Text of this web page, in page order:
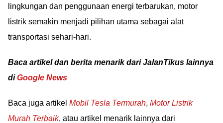
lingkungan dan penggunaan energi terbarukan, motor
listrik semakin menjadi pilihan utama sebagai alat
transportasi sehari-hari.
Baca artikel dan berita menarik dari JalanTikus lainnya
diGoogle News
Baca juga artikel Mobil Tesla Termurah, Motor Listrik
Murah Terbaik, atau artikel menarik lainnya dari